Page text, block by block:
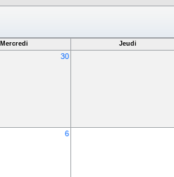
Mercredi Jeudi
30
6